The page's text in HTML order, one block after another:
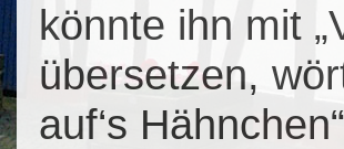
könnte ihn mit
übersetzen,
auf‘s